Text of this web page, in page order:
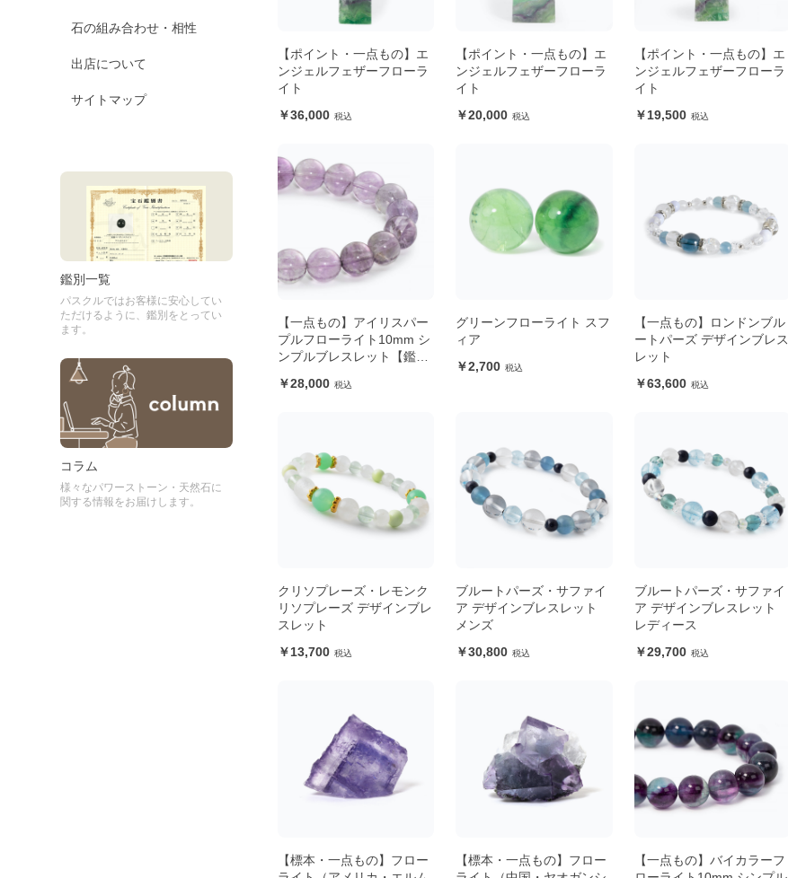
石の組み合わせ・相性
出店について
サイトマップ
鑑別一覧
パスクルではお客様に安心してい
ただけるように、鑑別をとってい
ます。
コラム
様々なパワーストーン・天然石に
関する情報をお届けします。
【ポイント・一点もの】エ
ンジェルフェザーフローラ
イト
36,000
【ポイント・一点もの】エ
ンジェルフェザーフローラ
イト
20,000
【ポイント・一点もの】エ
ンジェルフェザーフローラ
イト
19,500
【一点もの】アイリスパー
プルフローライト10mm シ
ンプルブレスレット【鑑別
28,000
グリーンフローライト スフ
ィア
2,700
【一点もの】ロンドンブル
ートパーズ デザインブレス
レット
63,600
クリソプレーズ・レモンク
リソプレーズ デザインブレ
スレット
13,700
ブルートパーズ・サファイ
ア デザインブレスレット
メンズ
30,800
ブルートパーズ・サファイ
ア デザインブレスレット
レディース
29,700
【標本・一点もの】フロー
【標本・一点もの】フロー
【一点もの】バイカラーフ